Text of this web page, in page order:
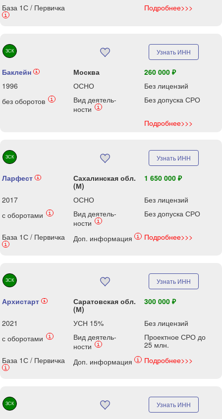
База 1С / Первичка
i
Подробнее>>>
ЗСК Узнать ИНН
Баклейн i Москва
260 000 ₽
1996
ОСНО
Без лицензий
без оборотов
i
Вид деятель-
ности
i
Без допуска СРО
Подробнее>>>
ЗСК Узнать ИНН
Ларфест i
Сахалинская обл.
(М)
1 650 000 ₽
2017 ОСНО
Без лицензий
с оборотами
i
Вид деятель-
ности
i
Без допуска СРО
База 1С / Первичка
i
Доп. информация i Подробнее>>>
ЗСК Узнать ИНН
Архистарт i
Саратовская обл.
(М)
300 000 ₽
2021 УСН 15%
Без лицензий
с оборотами
i
Вид деятель-
ности
i
Проектное СРО до
25 млн.
База 1С / Первичка
i
Доп. информация i Подробнее>>>
ЗСК Узнать ИНН